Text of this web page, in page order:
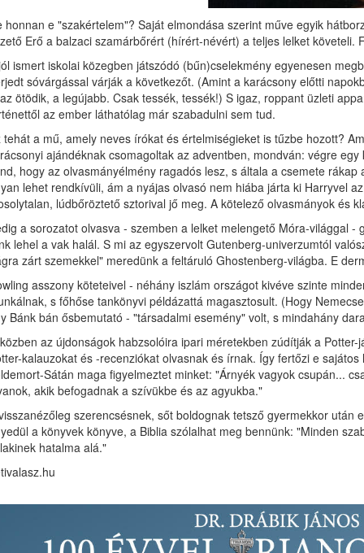
honnan e "szakértelem"? Saját elmondása szerint műve egyik
Erő a balzaci szamárbőrért (hírért-névért) a teljes lelket
ismert iskolai közegben játszódó (bűn)cselekmény egyenesen
sóvárgással várják a következőt. (Amint a karácsony előtti
ötödik, a legújabb. Csak tessék, tessék!) S igaz, roppant üzleti
az ember láthatólag már szabadulni sem tud.
tehát a mű, amely neves írókat és értelmiségieket is tűzbe hozott?
ajándéknak csomagoltak az adventben, mondván: végre
hogy az olvasmányélmény ragadós lesz, s általa a csemete
lehet rendkívüli, ám a nyájas olvasó nem hiába járta ki Harryvel
lúdbőröztető sztorival jő meg. A kötelező olvasmányok és
a sorozatot olvasva - szemben a lelket melengető Móra-világgal
lehel a vak halál. S mi az egyszervolt Gutenberg-univerzumtól
zárt szemekkel" meredünk a feltáruló Ghostenberg-világba. E
asszony köteteivel - néhány iszlám országot kivéve szinte
s főhőse tankönyvi példázattá magasztosult. (Hogy
Bánk bán ősbemutató - "társadalmi esemény" volt, s mindahány
az újdonságok habzsolóira ipari méretekben zúdítják a
kalauzokat és -recenziókat olvasnak és írnak. Így fertőzi e
Sátán maga figyelmeztet minket: "Árnyék vagyok csupán...
akik befogadnak a szívükbe és az agyukba."
szerencsésnek, sőt boldognak tetsző gyermekkor
a könyvek könyve, a Biblia szólalhat meg bennünk: "Minden
hatalma alá."